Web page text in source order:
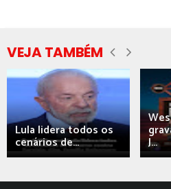
VEJA TAMBÉM
Lula lidera todos os
cenários de... J...